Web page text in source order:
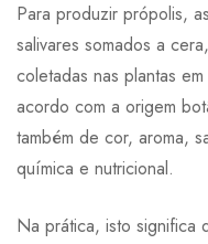
Para produzir própolis,
salivares somados a
coletadas nas plantas
acordo com a origem
também de cor, aroma,
química e nutricional.
Na prática, isto significa